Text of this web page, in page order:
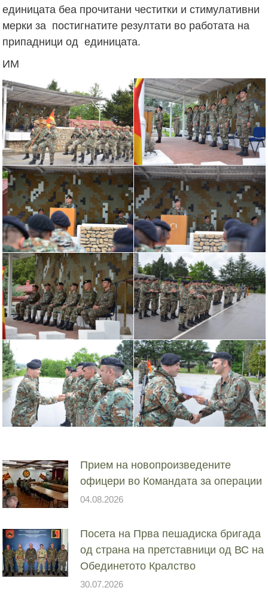
единицата беа прочитани честитки и стимулативни
мерки за постигнатите резултати во работата на
припадници од единицата.
ИМ
Прием на новопроизведените
офицери во Командата за операции
04.08.2026
Посета на Прва пешадиска бригада
од страна на претставници од ВС на
Обединетото Кралство
30.07.2026